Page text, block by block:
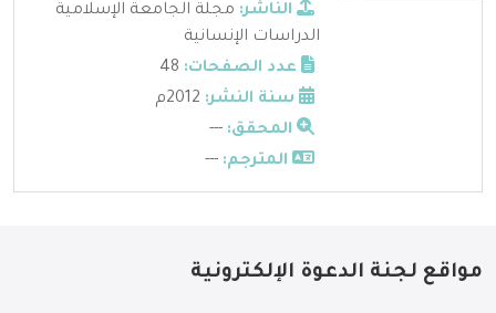
الناشر: مجلة الجامعة الإسلامية
الدراسات الإنسانية
عدد الصفحات:
سنة النشر:
المحقق: ---
المترجم: ---
مواقع لجنة الدعوة الإلكترونية